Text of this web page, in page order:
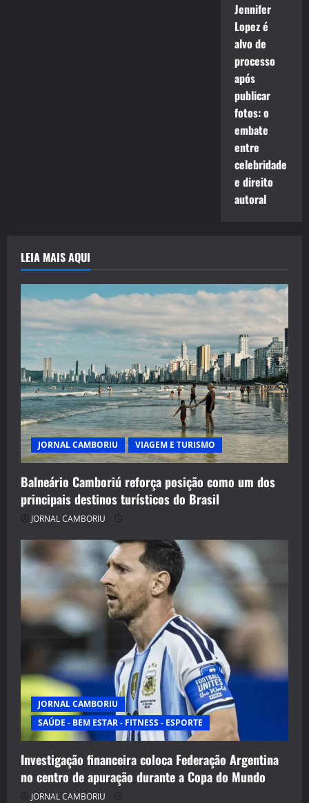
Jennifer
Lopez é
alvo de
processo
após
publicar
fotos: o
embate
entre
celebridade
e direito
autoral
LEIA MAIS AQUI
JORNAL CAMBORIU VIAGEM E TURISMO
Balneário Camboriú reforça posição como um dos
principais destinos turísticos do Brasil
JORNAL CAMBORIU
JORNAL CAMBORIU
SAÚDE - BEM ESTAR - FITNESS - ESPORTE
Investigação financeira coloca Federação Argentina
no centro de apuração durante a Copa do Mundo
JORNAL CAMBORIU